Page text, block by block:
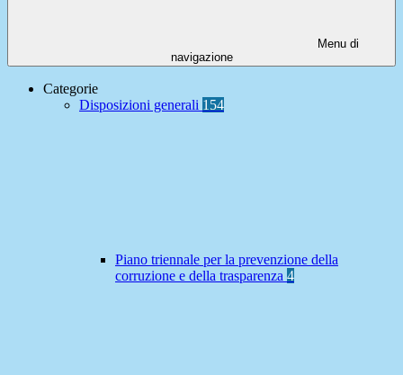
Menu di
navigazione
Categorie
Disposizioni generali 154
Piano triennale per la prevenzione della
corruzione e della trasparenza 4